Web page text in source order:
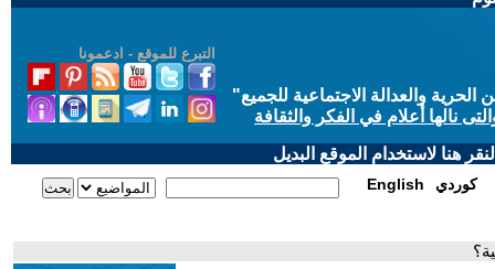
التبرع للموقع - ادعمونا
والعدالة الاجتماعية للجميع"
نالها أعلام في الفكر والثقافة
هنا لاستخدام الموقع البديل
English كوردي